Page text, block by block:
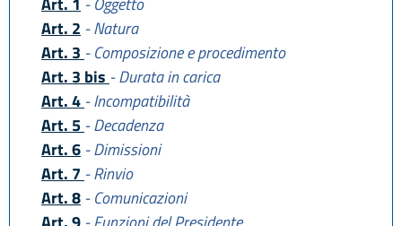
Art. 2 - Natura
Art. 3 - Composizione e procedimento
Art. 3 bis - Durata in carica
Art. 4 - Incompatibilità
Art. 5 - Decadenza
Art. 6 - Dimissioni
Art. 7 - Rinvio
Art. 8 - Comunicazioni